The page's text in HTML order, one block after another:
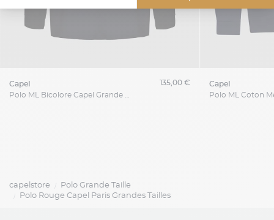
capel
Polo ML Bicolore Capel Grande Taille
135,00 € capel
capelstore
Polo Grande Taille
Polo Rouge Capel Paris Grandes Tailles